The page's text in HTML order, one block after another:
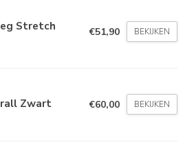
Stretch €51,90 BEKIJKEN
Zwart €60,00 BEKIJKEN